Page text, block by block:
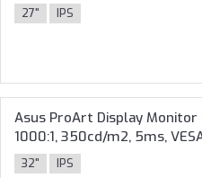
27" IPS
Asus ProArt Display Monitor
1000:1, 350cd/m2, 5ms,
32" IPS